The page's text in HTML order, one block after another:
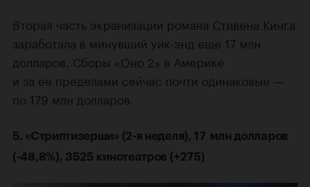
Вторая часть экранизации романа Стивена Кинга
заработала в минувший уик-энд еще 17 млн
долларов. Сборы «Оно 2» в Америке
и за ее пределами сейчас почти одинаковые —
по 179 млн долларов.
5. «Стриптизерши» (2-я неделя), 17 млн долларов
(-48,8%), 3525 кинотеатров (+275)